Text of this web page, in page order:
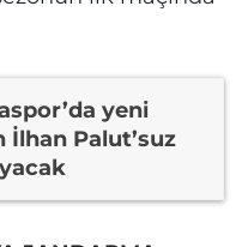
yeni
İlhan Palut’suz